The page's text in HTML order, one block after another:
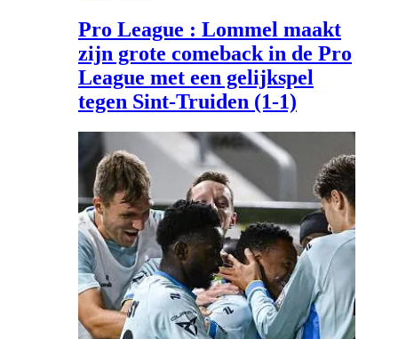
Pro League : Lommel maakt
zijn grote comeback in de Pro
League met een gelijkspel
tegen Sint-Truiden (1-1)